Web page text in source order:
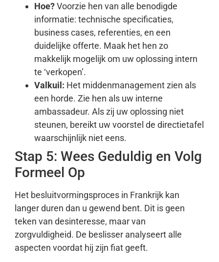
Hoe?Voorzie hen van alle benodigde
informatie: technische specificaties,
business cases, referenties, en een
duidelijke offerte. Maak het hen zo
makkelijk mogelijk om uw oplossing intern
te ‘verkopen’.
Valkuil: Het middenmanagement zien als
een horde. Zie hen als uw interne
ambassadeur. Als zij uw oplossing niet
steunen, bereikt uw voorstel de directietafel
waarschijnlijk niet eens.
Stap 5: Wees Geduldig en Volg
Formeel Op
Het besluitvormingsproces in Frankrijk kan
langer duren dan u gewend bent. Dit is geen
teken van desinteresse, maar van
zorgvuldigheid. De beslisser analyseert alle
aspecten voordat hij zijn fiat geeft.